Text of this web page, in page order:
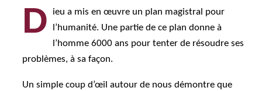
D
ieu a mis en œuvre un plan magistral pour
l’humanité. Une partie de ce plan donne à
l’homme 6000 ans pour tenter de résoudre ses
problèmes, à sa façon.
Un simple coup d’œil autour de nous démontre que